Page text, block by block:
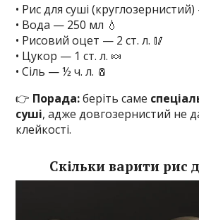
• Рис для суші
• Вода — 250 мл 💧
• Рисовий оцет — 2 ст. л. 🥢
• Цукор — 1 ст. л. 🍬
• Сіль — ½ ч. л. 🧂
👉 Порада:беріть саме
суші, адже довгозернистий не
клейкості.
Скільки варити рис